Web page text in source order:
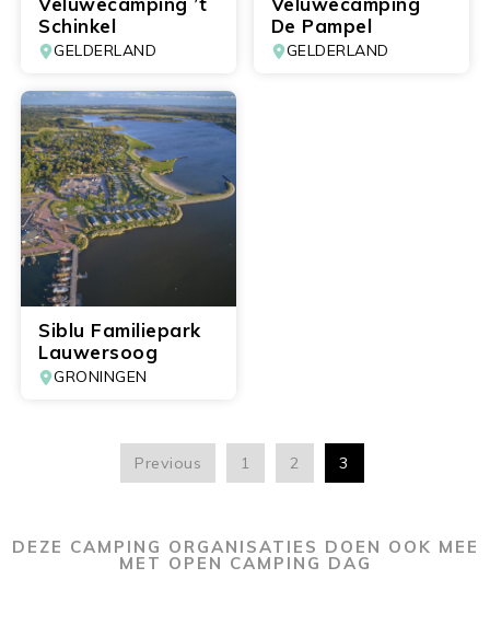
Schinkel
GELDERLAND
De Pampel
GELDERLAND
Siblu Familiepark
Lauwersoog
GRONINGEN
Previous 1 2 3
DEZE CAMPING ORGANISATIES DOEN OOK MEE
MET OPEN CAMPING DAG